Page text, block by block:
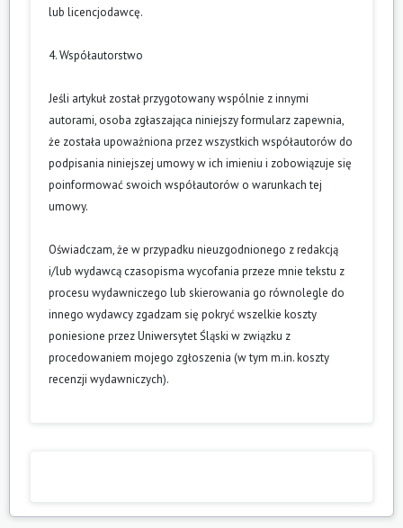
lub licencjodawcę.
4. Współautorstwo
Jeśli artykuł został przygotowany wspólnie z innymi
autorami, osoba zgłaszająca niniejszy formularz zapewnia,
że została upoważniona przez wszystkich współautorów do
podpisania niniejszej umowy w ich imieniu i zobowiązuje się
poinformować swoich współautorów o warunkach tej
umowy.
Oświadczam, że w przypadku nieuzgodnionego z redakcją
i/lub wydawcą czasopisma wycofania przeze mnie tekstu z
procesu wydawniczego lub skierowania go równolegle do
innego wydawcy zgadzam się pokryć wszelkie koszty
poniesione przez Uniwersytet Śląski w związku z
procedowaniem mojego zgłoszenia (w tym m.in. koszty
recenzji wydawniczych).